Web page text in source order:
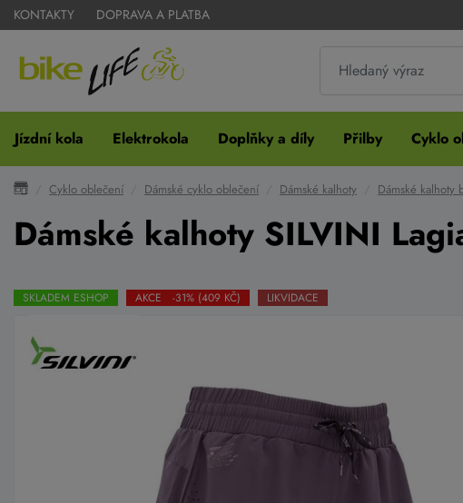
KONTAKTY DOPRAVA A PLATBA
Jízdní kola Elektrokola Doplňky a díly Přilby Cyklo
Cyklo oblečení Dámské cyklo oblečení Dámské kalhoty Dámské kalhoty
Dámské kalhoty SILVINI
SKLADEM ESHOP AKCE -31% (409 KČ) LIKVIDACE